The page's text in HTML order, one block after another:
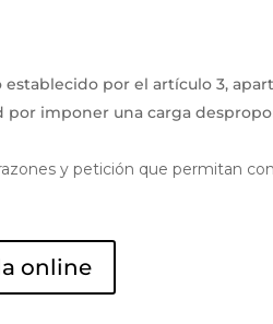
establecido por el artículo 3,
imponer una carga
y petición que permitan
online